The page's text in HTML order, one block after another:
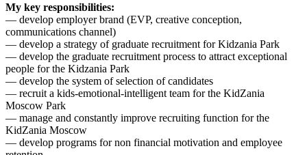
My key responsibilities:
— develop employer brand (EVP, creative conception,
communications channel)
— develop a strategy of graduate recruitment for Kidzania Park
— develop the graduate recruitment process to attract exceptional
people for the Kidzania Park
— develop the system of selection of candidates
— recruit a kids-emotional-intelligent team for the KidZania
Moscow Park
— manage and constantly improve recruiting function for the
KidZania Moscow
— develop programs for non financial motivation and employee